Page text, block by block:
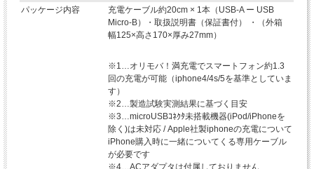
パッケージ内容
充電ケーブル約20cm × 1本（USB-A ー USB
Micro-B）・取扱説明書（保証書付） ・（外箱
幅125×高さ170×厚み27mm）
※1…オリモバ！満充電でスマートフォン約1.3
回の充電が可能（iphone4/4s/5を基準としていま
す）
※2…製造試験実測結果に基づく目安
※3…microUSBｺﾈｸﾀ未搭載機器(iPod/iPhoneを
除く)は未対応 / Apple社製iphoneの充電について
iPhone購入時に一緒についてくる専用ケーブル
が必要です
※4…ACアダプタは付属しておりません